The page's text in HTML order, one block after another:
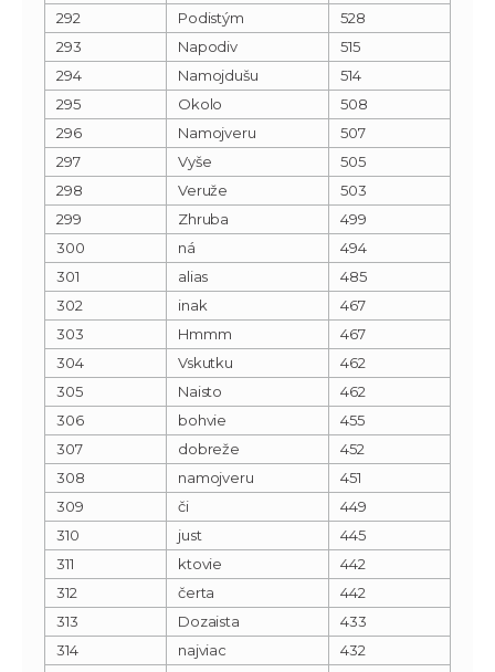
292
Podistým
528
293
Napodiv
515
294
Namojdušu
514
295
Okolo
508
296
Namojveru
507
297
Vyše
505
298
Veruže
503
299
Zhruba
499
300
ná
494
301
alias
485
302
inak
467
303
Hmmm
467
304
Vskutku
462
305
Naisto
462
306
bohvie
455
307
dobreže
452
308
namojveru
451
309
či
449
310
just
445
311
ktovie
442
312
čerta
442
313
Dozaista
433
314
najviac
432